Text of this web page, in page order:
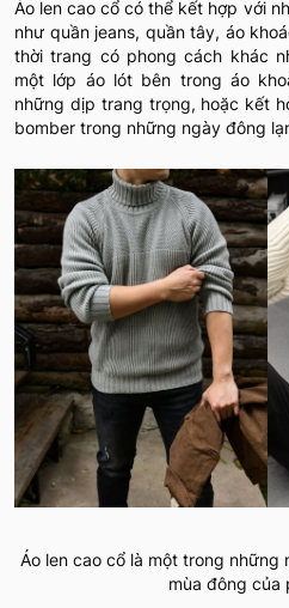
Áo len cao cổ có thể kết hợp với
như quần jeans, quần tây, áo
thời trang có phong cách khác
một lớp áo lót bên trong áo
những dịp trang trọng, hoặc kết
bomber trong những ngày đông
Áo len cao cổ là một trong những
mùa đông của